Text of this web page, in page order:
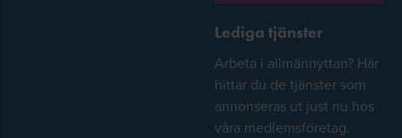
Lediga tjänster
Arbeta i allmännyttan? Här
hittar du de tjänster som
annonseras ut just nu hos
våra medlemsföretag.